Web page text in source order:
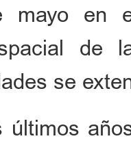
mayo en
de
se
últimos